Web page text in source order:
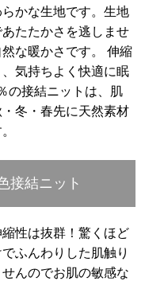
かな生地です。生地
たたかさを逃しませ
な暖かさです。 伸縮
気持ちよく快適に眠
の接結ニットは、肌
冬・春先に天然素材
接結ニット
性は抜群！驚くほど
ふんわりした肌触り
んのでお肌の敏感な